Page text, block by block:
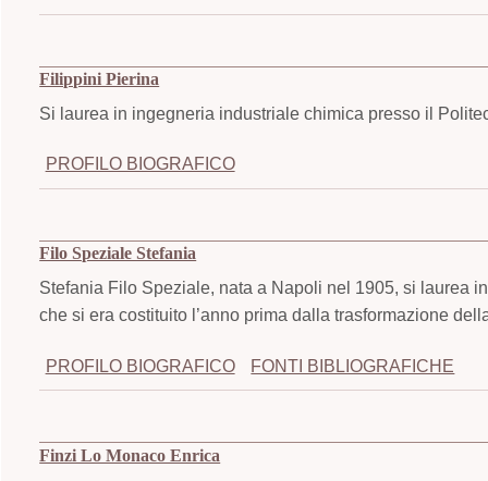
Filippini Pierina
Si laurea in ingegneria industriale chimica presso il
PROFILO BIOGRAFICO
Filo Speziale Stefania
Stefania Filo Speziale, nata a Napoli nel 1905, si laurea
che si era costituito l’anno prima dalla trasformazione
PROFILO BIOGRAFICO FONTI BIBLIOGRAFICHE
Finzi Lo Monaco Enrica